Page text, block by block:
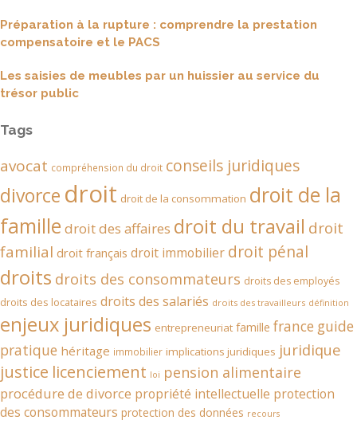
Préparation à la rupture : comprendre la prestation
compensatoire et le PACS
Les saisies de meubles par un huissier au service du
trésor public
Tags
avocat compréhension du droit conseils juridiques
divorce droit droit de la consommation droit de la
famille droit des affaires droit du travail droit
familial droit français droit immobilier droit pénal
droits droits des consommateurs droits des employés
droits des locataires droits des salariés droits des travailleurs définition
enjeux juridiques entrepreneuriat famille france guide
pratique héritage immobilier implications juridiques juridique
justice licenciement loi pension alimentaire
procédure de divorce propriété intellectuelle protection
des consommateurs protection des données recours